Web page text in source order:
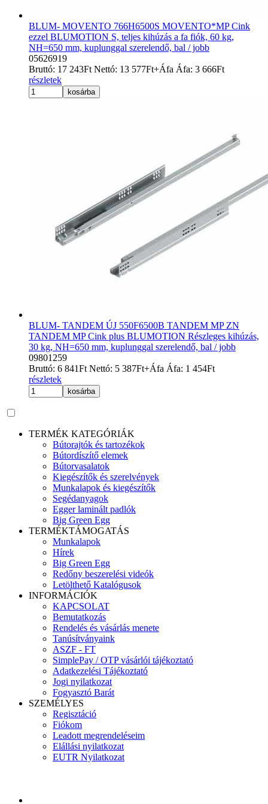
BLUM- MOVENTO 766H6500S MOVENTO*MP Cink
ezzel BLUMOTION S, teljes kihúzás a fa fiók, 60 kg,
NH=650 mm, kuplunggal szerelendő, bal / jobb
05626919
Bruttó: 17 243Ft Nettó: 13 577Ft+Áfa Áfa: 3 666Ft
részletek
kosárba
BLUM- TANDEM ÚJ 550F6500B TANDEM MP ZN
TANDEM MP Cink plus BLUMOTION Részleges kihúzás,
30 kg, NH=650 mm, kuplunggal szerelendő, bal / jobb
09801259
Bruttó: 6 841Ft Nettó: 5 387Ft+Áfa Áfa: 1 454Ft
részletek
kosárba
TERMÉK KATEGÓRIÁK
Bútorajtók és tartozékok
Bútordíszítő elemek
Bútorvasalatok
Kiegészítők és szerelvények
Munkalapok és kiegészítők
Segédanyagok
Egger laminált padlók
Big Green Egg
TERMÉKTÁMOGATÁS
Munkalapok
Hírek
Big Green Egg
Redőny beszerelési videók
Letölthető Katalógusok
INFORMÁCIÓK
KAPCSOLAT
Bemutatkozás
Rendelés és vásárlás menete
Tanúsítványaink
ASZF - FT
SimplePay / OTP vásárlói tájékoztató
Adatkezelési Tájékoztató
Jogi nyilatkozat
Fogyasztó Barát
SZEMÉLYES
Regisztáció
Fiókom
Leadott megrendeléseim
Elállási nyilatkozat
EUTR Nyilatkozat